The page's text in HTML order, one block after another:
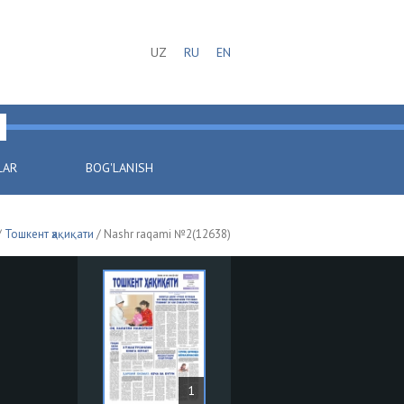
UZ RU EN
BOG'LANISH
Тошкент ҳақиқати / Nashr raqami №2(12638)
1